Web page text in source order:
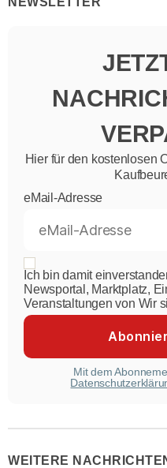
Hier für den kostenlosen
eMail-Adresse
Ich bin damit
Newsportal, Marktplatz,
Veranstaltungen von Wir
Mit dem
WEITERE